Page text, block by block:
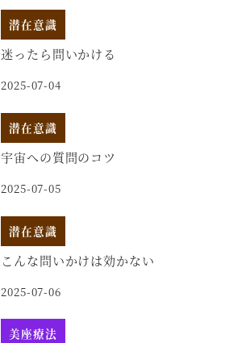
潜在意識
迷ったら問いかける
2025-07-04
潜在意識
宇宙への質問のコツ
2025-07-05
潜在意識
こんな問いかけは効かない
2025-07-06
美座療法